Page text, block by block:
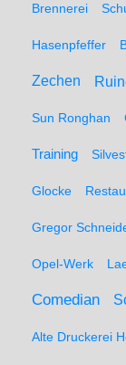
Brennerei
Hasenpfeffer
Zechen
Sun Ronghan
Training
Glocke
Gregor
Opel-Werk
Comedian
Alte Druckerei